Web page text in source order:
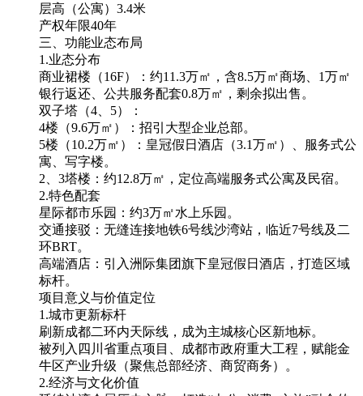
层高（公寓）3.4米
产权年限40年
三、功能业态布局
1.业态分布
商业裙楼（16F）：约11.3万㎡，含8.5万㎡商场、1万㎡
银行返还、公共服务配套0.8万㎡，剩余拟出售。
双子塔（4、5）：
4楼（9.6万㎡）：招引大型企业总部。
5楼（10.2万㎡）：皇冠假日酒店（3.1万㎡）、服务式公
寓、写字楼。
2、3塔楼：约12.8万㎡，定位高端服务式公寓及民宿。
2.特色配套
星际都市乐园：约3万㎡水上乐园。
交通接驳：无缝连接地铁6号线沙湾站，临近7号线及二
环BRT。
高端酒店：引入洲际集团旗下皇冠假日酒店，打造区域
标杆。
项目意义与价值定位
1.城市更新标杆
刷新成都二环内天际线，成为主城核心区新地标。
被列入四川省重点项目、成都市政府重大工程，赋能金
牛区产业升级（聚焦总部经济、商贸商务）。
2.经济与文化价值